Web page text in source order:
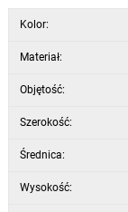
Kolor:
Materiał:
Objętość:
Szerokość:
Średnica:
Wysokość: